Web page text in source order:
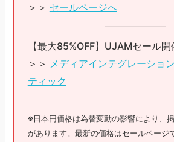
＞＞ セールページへ
【最大85%OFF】UJAMセール
＞＞ メディアインテグレーション
ティック
※日本円価格は為替変動の影響により、
があります。最新の価格はセールページ